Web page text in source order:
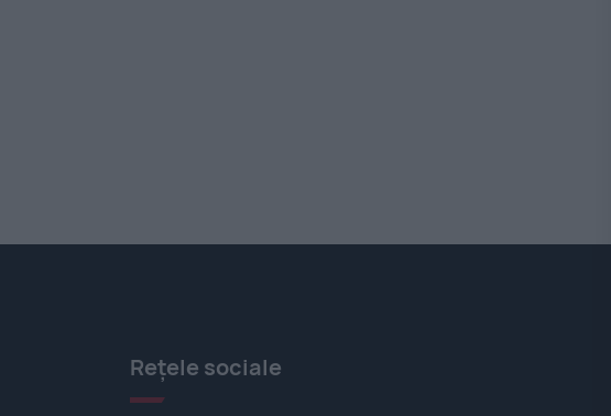
Rețele sociale